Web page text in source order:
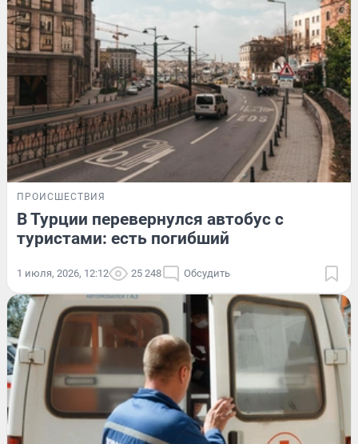
ПРОИСШЕСТВИЯ
В Турции перевернулся автобус с
туристами: есть погибший
1 июля, 2026, 12:12 25 248 Обсудить